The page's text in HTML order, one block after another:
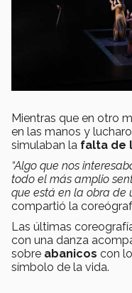
Mientras que en otro
en las manos y
simulaban la falta de
“Algo que nos
todo el más amplio
que está en la obra de
compartió la
Las últimas
con una danza
sobre abanicos con
símbolo de la vida.